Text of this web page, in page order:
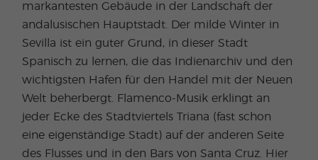
markantesten Gebäude in der Landschaft der
andalusischen Hauptstadt. Der milde Winter in
Sevilla ist ein guter Grund, in dieser Stadt
Spanisch zu lernen, die das Indienarchiv und den
wichtigsten Hafen für den Handel mit der Neuen
Welt beherbergt. Flamenco-Musik erklingt an
jeder Ecke des Stadtviertels Triana (fast schon
eine eigenständige Stadt) auf der anderen Seite
des Flusses und in den Bars von Santa Cruz. Hier